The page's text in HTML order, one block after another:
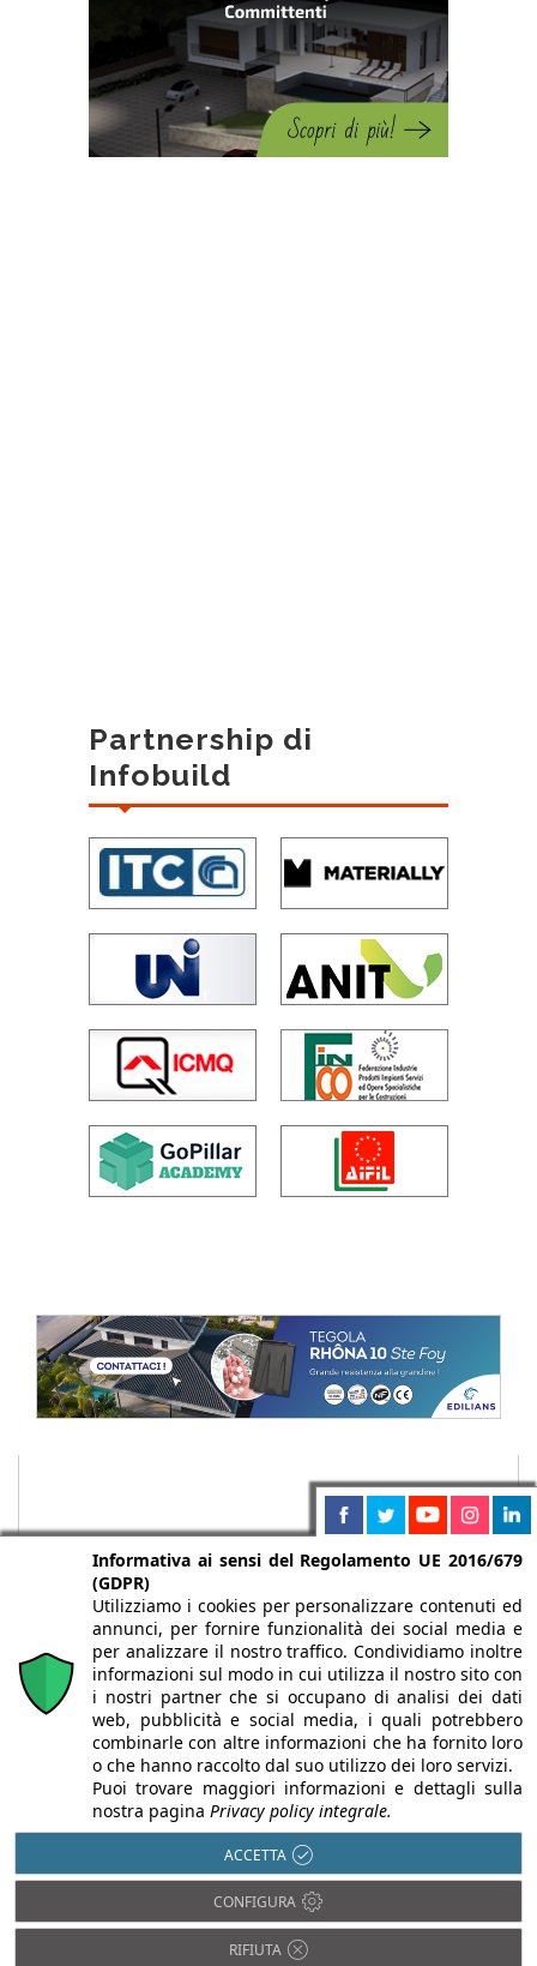
Partnership di
Infobuild
Chi siamo Autori Per la tua pubblicità
Iscriviti alla
newsletter
Infobuild è testata registrata presso il Tribunale di Milano al n° 63
dell’8/3/2013 - ISSN 2282-2267
© 2000-2026 Infoweb srl - P.IVA 13155920153 - Tutti i diritti
Informativa ai sensi del Regolamento UE 2016/679
(GDPR)
Utilizziamo i cookies per personalizzare contenuti ed
annunci, per fornire funzionalità dei social media e
per analizzare il nostro traffico. Condividiamo inoltre
informazioni sul modo in cui utilizza il nostro sito con
i nostri partner che si occupano di analisi dei dati
web, pubblicità e social media, i quali potrebbero
combinarle con altre informazioni che ha fornito loro
o che hanno raccolto dal suo utilizzo dei loro servizi.
Puoi trovare maggiori informazioni e dettagli sulla
nostra pagina Privacy policy integrale.
ACCETTA
CONFIGURA
RIFIUTA